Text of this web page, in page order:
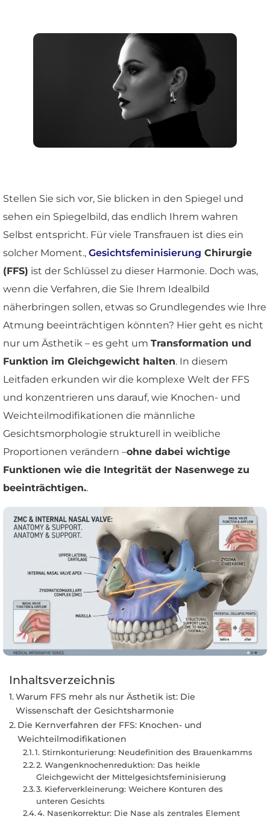
Stellen Sie sich vor, Sie blicken in den Spiegel und
sehen ein Spiegelbild, das endlich Ihrem wahren
Selbst entspricht. Für viele Transfrauen ist dies ein
solcher Moment., Gesichtsfeminisierung Chirurgie
(FFS) ist der Schlüssel zu dieser Harmonie. Doch was,
wenn die Verfahren, die Sie Ihrem Idealbild
näherbringen sollen, etwas so Grundlegendes wie Ihre
Atmung beeinträchtigen könnten? Hier geht es nicht
nur um Ästhetik – es geht um Transformation und
Funktion im Gleichgewicht halten. In diesem
Leitfaden erkunden wir die komplexe Welt der FFS
und konzentrieren uns darauf, wie Knochen- und
Weichteilmodifikationen die männliche
Gesichtsmorphologie strukturell in weibliche
Proportionen verändern –ohne dabei wichtige
Funktionen wie die Integrität der Nasenwege zu
beeinträchtigen..
Inhaltsverzeichnis
Warum FFS mehr als nur Ästhetik ist: Die
Wissenschaft der Gesichtsharmonie
Die Kernverfahren der FFS: Knochen- und
Weichteilmodifikationen
1. Stirnkonturierung: Neudefinition des Brauenkamms
2. Wangenknochenreduktion: Das heikle
Gleichgewicht der Mittelgesichtsfeminisierung
3. Kieferverkleinerung: Weichere Konturen des
unteren Gesichts
4. Nasenkorrektur: Die Nase als zentrales Element